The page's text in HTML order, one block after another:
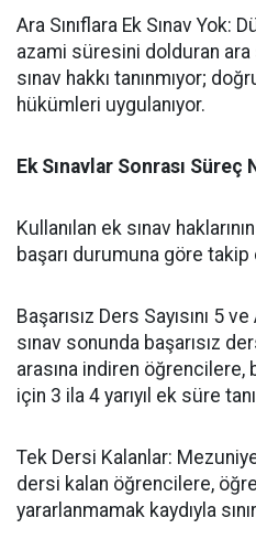
​Ara Sınıflara Ek Sınav
azami süresini dolduran ara
sınav hakkı tanınmıyor;
hükümleri uygulanıyor.
Ek Sınavlar Sonrası Süreç
​Kullanılan ek sınav
başarı durumuna göre
​Başarısız Ders Sayısını 5
sınav sonunda başarısız
arasına indiren
için 3 ila 4 yarıyıl ek süre
​Tek Dersi Kalanlar:
dersi kalan öğrencilere,
yararlanmamak kaydıyla